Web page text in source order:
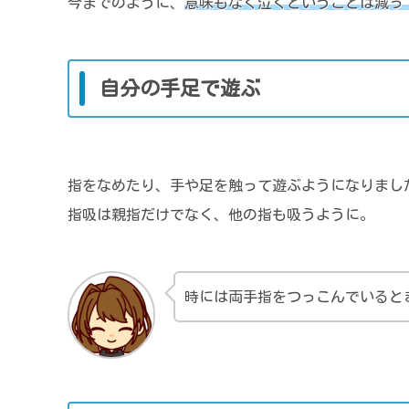
自分の手足で遊ぶ
指をなめたり、手や足を触って遊ぶようになりまし
指吸は親指だけでなく、他の指も吸うように。
時には両手指をつっこんでいると